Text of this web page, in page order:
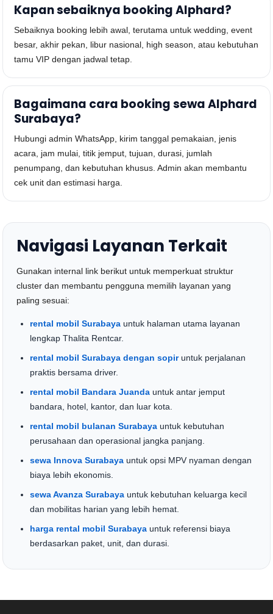
Kapan sebaiknya booking Alphard?
Sebaiknya booking lebih awal, terutama untuk wedding, event
besar, akhir pekan, libur nasional, high season, atau kebutuhan
tamu VIP dengan jadwal tetap.
Bagaimana cara booking sewa Alphard
Surabaya?
Hubungi admin WhatsApp, kirim tanggal pemakaian, jenis
acara, jam mulai, titik jemput, tujuan, durasi, jumlah
penumpang, dan kebutuhan khusus. Admin akan membantu
cek unit dan estimasi harga.
Navigasi Layanan Terkait
Gunakan internal link berikut untuk memperkuat struktur
cluster dan membantu pengguna memilih layanan yang
paling sesuai:
rental mobil Surabaya untuk halaman utama layanan
lengkap Thalita Rentcar.
rental mobil Surabaya dengan sopiruntuk perjalanan
praktis bersama driver.
rental mobil Bandara Juanda untuk antar jemput
bandara, hotel, kantor, dan luar kota.
rental mobil bulanan Surabaya untuk kebutuhan
perusahaan dan operasional jangka panjang.
sewa Innova Surabaya untuk opsi MPV nyaman dengan
biaya lebih ekonomis.
sewa Avanza Surabaya untuk kebutuhan keluarga kecil
dan mobilitas harian yang lebih hemat.
harga rental mobil Surabaya untuk referensi biaya
berdasarkan paket, unit, dan durasi.